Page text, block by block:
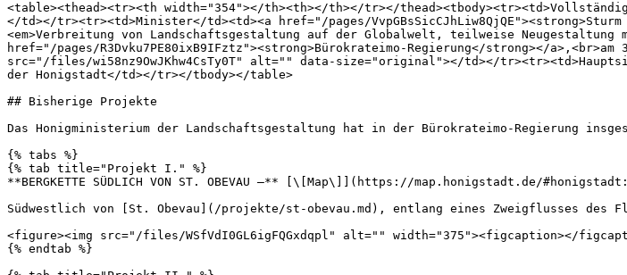
<table><thead><tr><th width="354"></th><th></th></tr></
</td></tr><tr><td>Minister</td><td><a href="/pages/
<em>Verbreitung von Landschaftsgestaltung auf der Globalwelt, teilweise Neugestaltung
href="/pages/R3Dvku7PE80ixB9IFztz"><strong>Bürokrateimo-Regierung</strong></
src="/files/wi58nz9OwJKhw4CsTy0T" alt="" data-size="original"></td></
der Honigstadt</td></tr></tbody></table>
## Bisherige Projekte
Das Honigministerium der Landschaftsgestaltung hat in der Bürokrateimo-Regierung
{% tabs %}
{% tab title="Projekt I." %}
**BERGKETTE SÜDLICH VON ST. OBEVAU –** [\[Map\]](https://map.honigstadt.de/
Südwestlich von [St. Obevau](/projekte/st-obevau.md), entlang eines Zweigflusses des
<figure><img src="/files/WSfVdI0GL6igFQGxdqpl" alt="" width="375"><figcaption></
{% endtab %}